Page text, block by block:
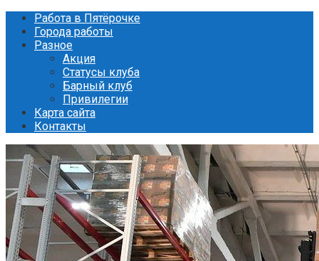
Перейти
контенту
Работа в Пятёрочке
Города работы
Разное
Акция
Статусы клуба
Барный клуб
Привилегии
Карта сайта
Контакты